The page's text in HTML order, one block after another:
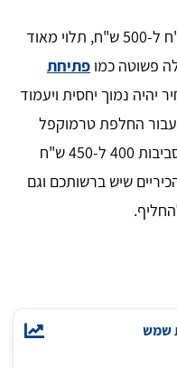
נע בין 200 ש"ח ל-500 ש"ח, תלוי מאוד
פשוטה כמו פתיחת
יהיה נמוך יחסית ויעמוד
בעבור החלפת טרמוקפל
בכיריים, תצטרכו לשלם מעט יותר, בסביבות 400 ל-450 ש"ח
שיש ברשותכם וגם
שמש